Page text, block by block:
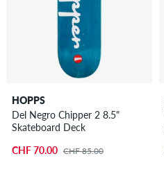
HOPPS
Del Negro Chipper 2 8.5"
Skateboard Deck
CHF 70.00 CHF 85.00